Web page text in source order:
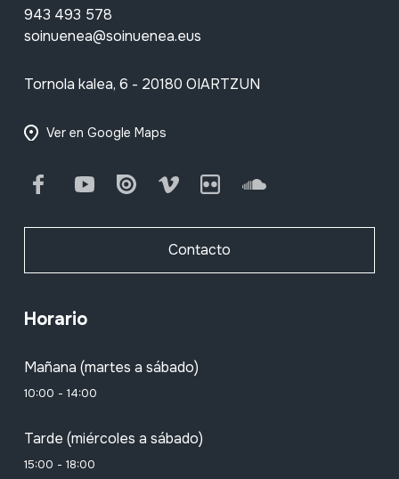
943 493 578
soinuenea@soinuenea.eus
Tornola kalea, 6 - 20180 OIARTZUN
Ver en Google Maps
FacebookYoutube Issuu Vimeo Flickr SoundCloud
Contacto
Horario
Mañana (martes a sábado)
10:00 - 14:00
Tarde (miércoles a sábado)
15:00 - 18:00